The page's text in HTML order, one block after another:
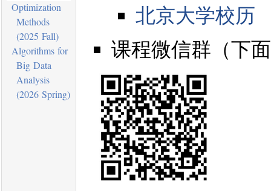
Optimization
Methods
(2025 Fall)
Algorithms for
Big Data
Analysis
(2026 Spring)
北京大学校历
课程微信群（下